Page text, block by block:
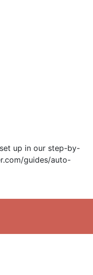
up in our step-by-
guides/auto-